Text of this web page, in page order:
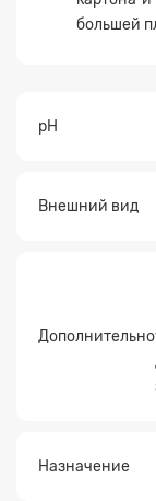
большей
pH
Внешний вид
Дополнительно
Назначение